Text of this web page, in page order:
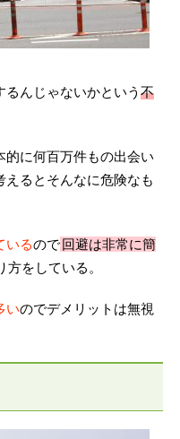
んじゃないかという 不
的に何百万件もの出会い
えるとそんなに危険なも
いるので回避は非常に簡
をしている。
いのでデメリットは無視